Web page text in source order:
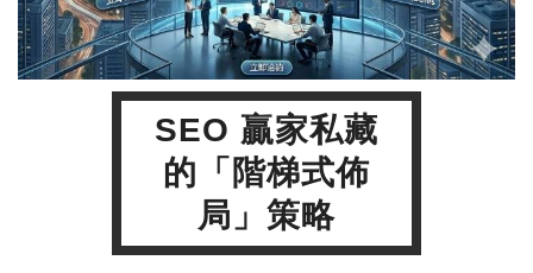
SEO 贏家私藏
的「階梯式佈
局」策略